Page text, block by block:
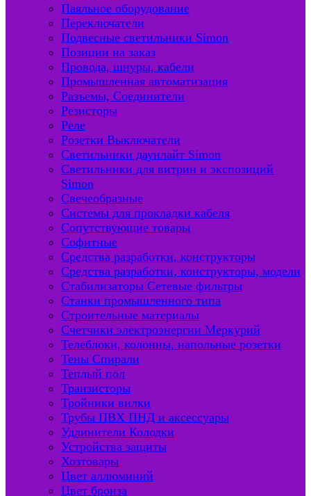
Паяльное оборудование
Переключатели
Подвесные светильники Simon
Позиции на заказ
Провода, шнуры, кабели
Промышленная автоматизация
Разъемы, Соединители
Резисторы
Реле
Розетки Выключатели
Светильники даунлайт Simon
Светильники для витрин и экспозиций
Simon
Свечеобразные
Системы для прокладки кабеля
Сопутствующие товары
Софитные
Средства разработки, конструкторы
Средства разработки, конструкторы, модели
Стабилизаторы Сетевые фильтры
Станки промышленного типа
Строительные материалы
Счетчики электроэнергии Меркурий
Телеблоки, колонны, напольные розетки
Тены Спирали
Теплый пол
Транзисторы
Тройники вилки
Трубы ПВХ ПНД и аксессуары
Удлинители Колодки
Устройства защиты
Хозтовары
Цвет аллюминий
Цвет бронза